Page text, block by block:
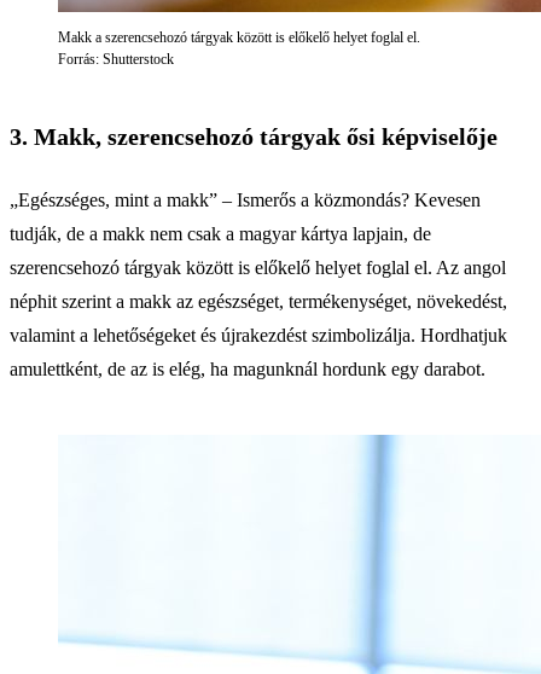
Makk a szerencsehozó tárgyak között is előkelő helyet foglal el.
Forrás: Shutterstock
3. Makk, szerencsehozó tárgyak ősi képviselője
„Egészséges, mint a makk” – Ismerős a közmondás? Kevesen
tudják, de a makk nem csak a magyar kártya lapjain, de
szerencsehozó tárgyak között is előkelő helyet foglal el. Az angol
néphit szerint a makk az egészséget, termékenységet, növekedést,
valamint a lehetőségeket és újrakezdést szimbolizálja. Hordhatjuk
amulettként, de az is elég, ha magunknál hordunk egy darabot.